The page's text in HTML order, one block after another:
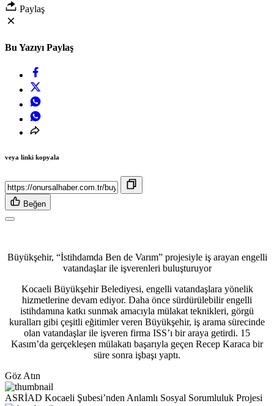
Paylaş
Bu Yazıyı Paylaş
veya linki kopyala
Beğen
Büyükşehir, “İstihdamda Ben de Varım” projesiyle iş arayan engelli
vatandaşlar ile işverenleri buluşturuyor
Kocaeli Büyükşehir Belediyesi, engelli vatandaşlara yönelik
hizmetlerine devam ediyor. Daha önce sürdürülebilir engelli
istihdamına katkı sunmak amacıyla mülakat teknikleri, görgü
kuralları gibi çeşitli eğitimler veren Büyükşehir, iş arama sürecinde
olan vatandaşlar ile işveren firma ISS’ı bir araya getirdi. 15
Kasım’da gerçekleşen mülakatı başarıyla geçen Recep Karaca bir
süre sonra işbaşı yaptı.
Göz Atın
ASRİAD Kocaeli Şubesi’nden Anlamlı Sosyal Sorumluluk Projesi